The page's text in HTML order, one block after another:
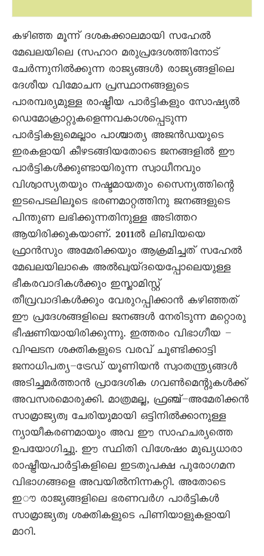
കഴിഞ്ഞ മൂന്ന് ദശകക്കാലമായി സഹേൽ
മേഖലയിലെ (സഹാറ മരുപ്രദേശത്തിനോട്
ചേർന്നുനിൽക്കുന്ന രാജ്യങ്ങൾ) രാജ്യങ്ങളിലെ
ദേശീയ വിമോചന പ്രസ്ഥാനങ്ങളുടെ
പാരമ്പര്യമുള്ള രാഷ്ട്രീയ പാർട്ടികളും സോഷ്യൽ
ഡെമോക്രാറ്റുകളെന്നവകാശപ്പെടുന്ന
പാർട്ടികളുമെല്ലാം പാശ്ചാത്യ അജൻഡയുടെ
ഇരകളായി കീഴടങ്ങിയതോടെ ജനങ്ങളിൽ ഈ
പാർട്ടികൾക്കുണ്ടായിരുന്ന സ്വാധീനവും
വിശ്വാസ്യതയും നഷ്ടമായതും സെെന്യത്തിന്റെ
ഇടപെടലിലൂടെ ഭരണമാറ്റത്തിനു ജനങ്ങളുടെ
പിന്തുണ ലഭിക്കുന്നതിനുള്ള അടിത്തറ
ആയിരിക്കുകയാണ്. 2011ൽ ലിബിയയെ
ഫ്രാൻസും അമേരിക്കയും ആക്രമിച്ചത് സഹേൽ
മേഖലയിലാകെ അൽഖ്വയ്ദയെപ്പോലെയുള്ള
ഭീകരവാദികൾക്കും ഇസ്ലാമിസ്റ്റ്
തീവ്രവാദികൾക്കും വേരുറപ്പിക്കാൻ കഴിഞ്ഞത്
ഈ പ്രദേശങ്ങളിലെ ജനങ്ങൾ നേരിടുന്ന മറ്റൊരു
ഭീഷണിയായിരിക്കുന്നു. ഇത്തരം വിഭാഗീയ –
വിഘടന ശക്തികളുടെ വരവ് ചൂണ്ടിക്കാട്ടി
ജനാധിപത്യ–ട്രേഡ് യൂണിയൻ സ്വാതന്ത്ര്യങ്ങൾ
അടിച്ചമർത്താൻ പ്രാദേശിക ഗവൺമെന്റുകൾക്ക്
അവസരമൊരുക്കി. മാത്രമല്ല, ഫ്രഞ്ച്–അമേരിക്കൻ
സാമ്രാജ്യത്വ ചേരിയുമായി ഒട്ടിനിൽക്കാനുള്ള
ന്യായീകരണമായും അവ ഈ സാഹചര്യത്തെ
ഉപയോഗിച്ചു. ഈ സ്ഥിതി വിശേഷം മുഖ്യധാരാ
രാഷ്ട്രീയപാർട്ടികളിലെ ഇടതുപക്ഷ പുരോഗമന
വിഭാഗങ്ങളെ അവയിൽനിന്നകറ്റി. അതോടെ
ഇൗ രാജ്യങ്ങളിലെ ഭരണവർഗ പാർട്ടികൾ
സാമ്രാജ്യത്വ ശക്തികളുടെ പിണിയാളുകളായി
മാറി.